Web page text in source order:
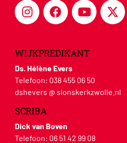
WIJKPREDIKANT
Ds. Hélène Evers
Telefoon: 038 455 06 50
dshevers @ sionskerkzwolle.nl
SCRIBA
Dick van Boven
Telefoon: 06 51 42 99 08